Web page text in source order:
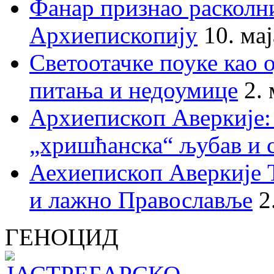
Фанар признао
Архиепископију 10.
Светоотачке поуке као
питања и недоумице 2.
Архиепископ
„хришћанска“ љубав и
Аехиепископ
и лажно Православље
ГЕНОЦИД